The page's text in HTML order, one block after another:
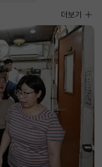
사진뉴스
더보기